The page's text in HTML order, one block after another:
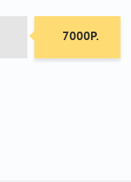
7000Р.